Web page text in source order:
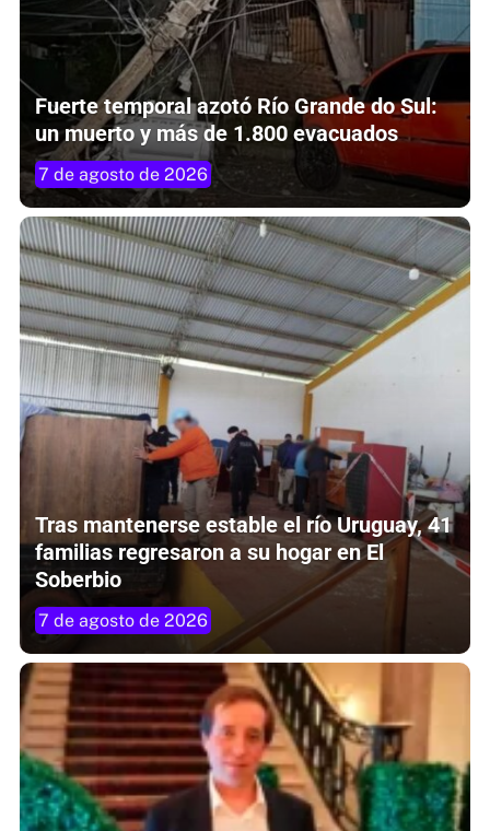
Fuerte temporal azotó Río Grande do Sul:
un muerto y más de 1.800 evacuados
7 de agosto de 2026
Tras mantenerse estable el río Uruguay, 41
familias regresaron a su hogar en El
Soberbio
7 de agosto de 2026